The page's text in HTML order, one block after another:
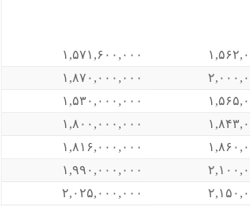
۱,۵۷۱,۶۰۰,۰۰۰
۱,۸۷۰,۰۰۰,۰۰۰
۱,۵۳۰,۰۰۰,۰۰۰
۱,۸۰۰,۰۰۰,۰۰۰
۱,۸۱۶,۰۰۰,۰۰۰
۱,۹۹۰,۰۰۰,۰۰۰
۲,۰۲۵,۰۰۰,۰۰۰